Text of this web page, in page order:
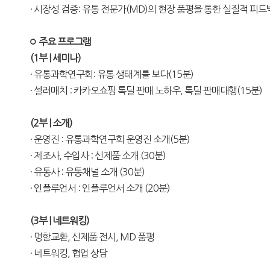
· 시장성 검증: 유통 전문가(MD)의 현장 품평을 통한 실질적 피드
◦ 주요 프로그램
(1부 | 세미나)
· 유통과학연구회: 유통 생태계를 보다(15분)
· 셀러매치 : 카카오쇼핑 톡딜 판매 노하우, 톡딜 판매대행(15분)
(2부 | 소개)
· 운영진 : 유통과학연구회 운영진 소개(5분)
· 제조사, 수입사 : 신제품 소개 (30분)
· 유통사 : 유통채널 소개 (30분)
· 인플루언서 : 인플루언서 소개 (20분)
(3부 | 네트워킹)
· 명함교환, 신제품 전시, MD 품평
· 네트워킹, 협업 상담